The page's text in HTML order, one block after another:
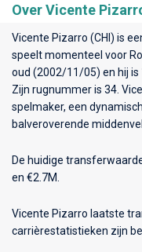
Over Vicente
Vicente Pizarro (CHI) is
speelt momenteel voor
oud (2002/11/05) en hij is
Zijn rugnummer is 34.
spelmaker, een
balveroverende
De huidige
en €2.7M.
Vicente Pizarro laatste
carrièrestatistieken zijn